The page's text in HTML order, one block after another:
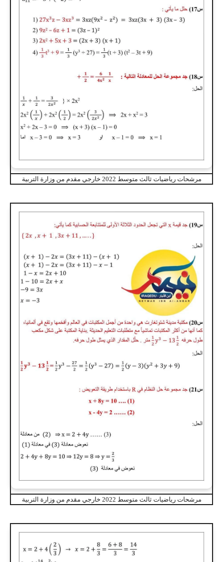
مرشحات رياضيات ثالث متوسط 2022 خارجي مقدم من وزارة التربية
مرشحات رياضيات ثالث متوسط 2022 خارجي مقدم من وزارة التربية